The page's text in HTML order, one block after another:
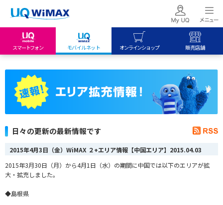
スマートフォン モバイルネット オンラインショップ 販売店舗
My UQ mobile
UQ mobile
UQ WiMAX
UQ WiMAX
日々の更新の最新情報です
2015年4月3日（金）WiMAX ２+エリア情報【中国エリア】 2015.04.03
2015年3月30日（月）から4月1日（水）の期間に中国では以下のエリアが拡
大・拡充しました。
◆島根県